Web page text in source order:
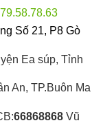
Số 21, P8 Gò
Ea súp, Tỉnh
An, TP.Buôn Ma
66868868Vũ